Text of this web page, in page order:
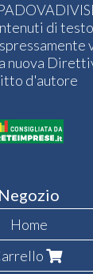
di
d'autore
Negozio
Home